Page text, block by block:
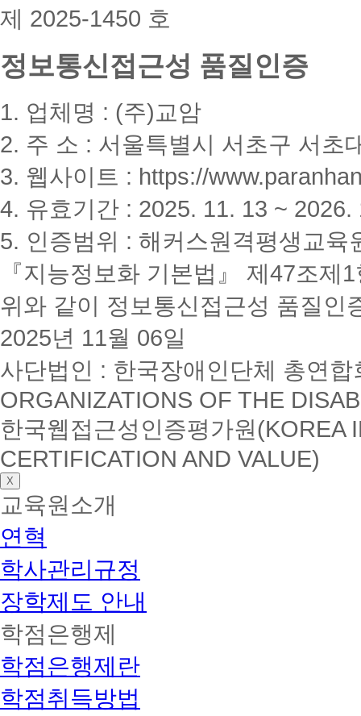
제 2025-1450 호
정보통신접근성 품질인증
1. 업체명 : (주)교암
2. 주 소 : 서울특별시 서초구 서초
3. 웹사이트 : https://
4. 유효기간 : 2025. 11. 13 ~ 2026.
5. 인증범위 : 해커스원격평생교육
『지능정보화 기본법』 제47조
위와 같이 정보통신접근성 품질인
2025년 11월 06일
사단법인 : 한국장애인단체 총연
ORGANIZATIONS OF THE
한국웹접근성인증평가원(KOREA
CERTIFICATION AND VALUE)
X
교육원소개
연혁
학사관리규정
장학제도 안내
학점은행제
학점은행제란
학점취득방법